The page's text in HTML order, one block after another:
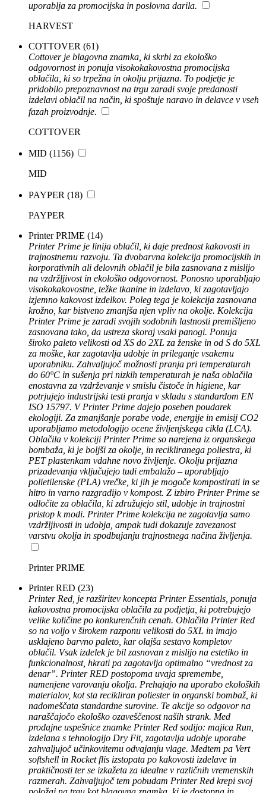
uporablja za promocijska in poslovna darila.
HARVEST
COTTOVER (61)
Cottover je blagovna znamka, ki skrbi za ekološko
odgovornost in ponuja visokokakovostna promocijska
oblačila, ki so trpežna in okolju prijazna. To podjetje je
pridobilo prepoznavnost na trgu zaradi svoje predanosti
izdelavi oblačil na način, ki spoštuje naravo in delavce v vseh
fazah proizvodnje.
COTTOVER
MID (1156)
MID
PAYPER (18)
PAYPER
Printer PRIME (14)
Printer Prime je linija oblačil, ki daje prednost kakovosti in
trajnostnemu razvoju. Ta dvobarvna kolekcija promocijskih in
korporativnih ali delovnih oblačil je bila zasnovana z mislijo
na vzdržljivost in ekološko odgovornost. Ponosno uporabljajo
visokokakovostne, težke tkanine in izdelavo, ki zagotavljajo
izjemno kakovost izdelkov. Poleg tega je kolekcija zasnovana
krožno, kar bistveno zmanjša njen vpliv na okolje. Kolekcija
Printer Prime je zaradi svojih sodobnih lastnosti premišljeno
zasnovana tako, da ustreza skoraj vsaki panogi. Ponuja
široko paleto velikosti od XS do 2XL za ženske in od S do 5XL
za moške, kar zagotavlja udobje in prileganje vsakemu
uporabniku. Zahvaljujoč možnosti pranja pri temperaturah
do 60°C in sušenja pri nizkih temperaturah je naša oblačila
enostavna za vzdrževanje v smislu čistoče in higiene, kar
potrjujejo industrijski testi pranja v skladu s standardom EN
ISO 15797. V Printer Prime dajejo poseben poudarek
ekologiji. Za zmanjšanje porabe vode, energije in emisij CO2
uporabljamo metodologijo ocene življenjskega cikla (LCA).
Oblačila v kolekciji Printer Prime so narejena iz organskega
bombaža, ki je boljši za okolje, in recikliranega poliestra, ki
PET plastenkam vdahne novo življenje. Okolju prijazna
prizadevanja vključujejo tudi embalažo – uporabljajo
polietilenske (PLA) vrečke, ki jih je mogoče kompostirati in se
hitro in varno razgradijo v kompost. Z izbiro Printer Prime se
odločite za oblačila, ki združujejo stil, udobje in trajnostni
pristop k modi. Printer Prime kolekcija ne zagotavlja samo
vzdržljivosti in udobja, ampak tudi dokazuje zavezanost
varstvu okolja in spodbujanju trajnostnega načina življenja.
Printer PRIME
Printer RED (23)
Printer Red, je razširitev koncepta Printer Essentials, ponuja
kakovostna promocijska oblačila za podjetja, ki potrebujejo
velike količine po konkurenčnih cenah. Oblačila Printer Red
so na voljo v širokem razponu velikosti do 5XL in imajo
usklajeno barvno paleto, kar olajša sestavo kompletov
oblačil. Vsak izdelek je bil zasnovan z mislijo na estetiko in
funkcionalnost, hkrati pa zagotavlja optimalno “vrednost za
denar”. Printer RED postopoma uvaja spremembe,
namenjene varovanju okolja. Prehajajo na uporabo ekoloških
materialov, kot sta recikliran poliester in organski bombaž, ki
nadomeščata standardne surovine. Te akcije so odgovor na
naraščajočo ekološko ozaveščenost naših strank. Med
prodajne uspešnice znamke Printer Red sodijo: majica Run,
izdelana s tehnologijo Dry Fit, zagotavlja udobje uporabe
zahvaljujoč učinkovitemu odvajanju vlage. Medtem pa Vert
softshell in Rocket flis izstopata po kakovosti izdelave in
praktičnosti ter se izkažeta za idealne v različnih vremenskih
razmerah. Zahvaljujoč tem pobudam Printer Red krepi svoj